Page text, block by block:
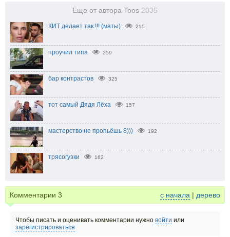
Еще от автора Toos 2035
КИТ делает так !!! (маты) 215
проучил типа 259
бар контрастов 325
тот самый Дядя Лёха 157
мастерство не пропьёшь 8))) 192
трясогузки 162
Комментарии 3 с начала | дерево
Чтобы писать и оценивать комментарии нужно войти или
зарегистрироваться